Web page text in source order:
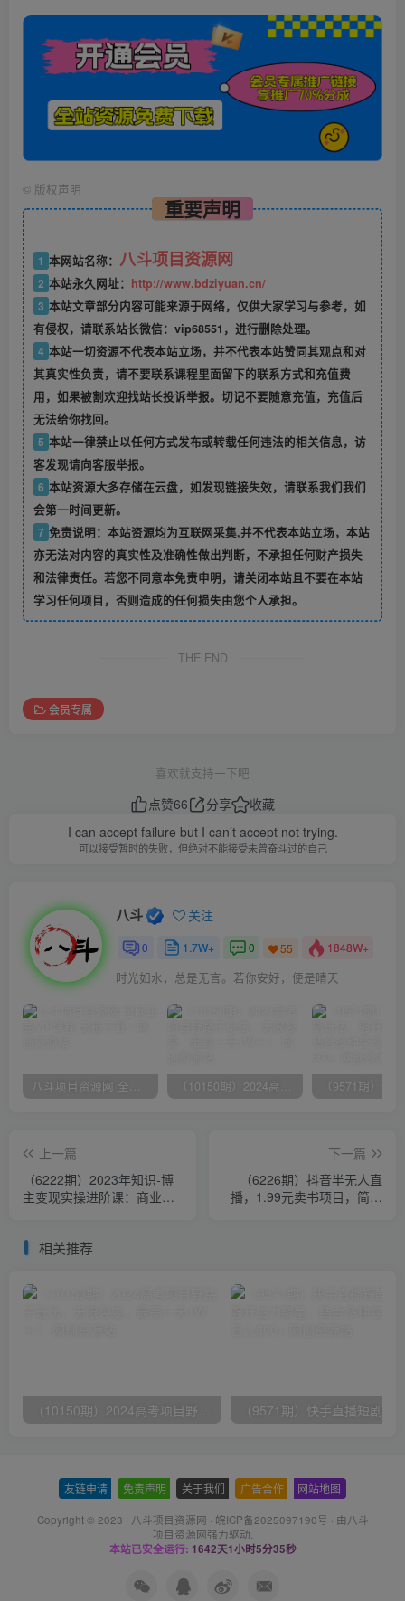
© 版权声明
重要声明
1 本网站名称： 八斗项目资源网
2 本站永久网址： http://www.bdziyuan.cn/
3 本站文章部分内容可能来源于网络，仅供大家学习与参考，如
有侵权，请联系站长微信：vip68551，进行删除处理。
4 本站一切资源不代表本站立场，并不代表本站赞同其观点和对
其真实性负责，请不要联系课程里面留下的联系方式和充值费
用，如果被割欢迎找站长投诉举报。切记不要随意充值，充值后
无法给你找回。
5 本站一律禁止以任何方式发布或转载任何违法的相关信息，访
客发现请向客服举报。
6 本站资源大多存储在云盘，如发现链接失效，请联系我们我们
会第一时间更新。
7 免责说明：本站资源均为互联网采集,并不代表本站立场，本站
亦无法对内容的真实性及准确性做出判断，不承担任何财产损失
和法律责任。若您不同意本免责申明，请关闭本站且不要在本站
学习任何项目，否则造成的任何损失由您个人承担。
THE END
会员专属
喜欢就支持一下吧
点赞66 分享
收藏
I can accept failure but I can’t accept not trying.
可以接受暂时的失败，但绝对不能接受未曾奋斗过的自己
八斗 关注
0 1.7W+ 0 55 1848W+
时光如水，总是无言。若你安好，便是晴天
八斗项目资源网 全网正品VIP课程 无损下载~ （10150期）2024高考项目野路子玩法，无限裂变，最高一天1W＋！
上一篇
（6222期）2023年知识-博
主变现实操进阶课：商业策
下一篇
（6226期）抖音半无人直
播，1.99元卖书项目，简单
相关推荐
（10150期）2024高考项目野路子玩法，无限裂变，最高一天1W＋！
友链申请 免责声明 关于我们 广告合作 网站地图
Copyright © 2023 · 八斗项目资源网 · 皖ICP备2025097190号 · 由八斗
项目资源网强力驱动.
本站已安全运行: 1642天1小时5分35秒